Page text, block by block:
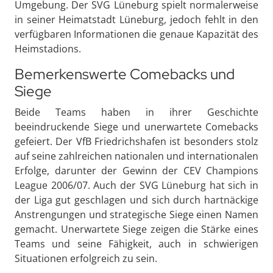
Umgebung. Der SVG Lüneburg spielt normalerweise
in seiner Heimatstadt Lüneburg, jedoch fehlt in den
verfügbaren Informationen die genaue Kapazität des
Heimstadions.
Bemerkenswerte Comebacks und
Siege
Beide Teams haben in ihrer Geschichte
beeindruckende Siege und unerwartete Comebacks
gefeiert. Der VfB Friedrichshafen ist besonders stolz
auf seine zahlreichen nationalen und internationalen
Erfolge, darunter der Gewinn der CEV Champions
League 2006/07. Auch der SVG Lüneburg hat sich in
der Liga gut geschlagen und sich durch hartnäckige
Anstrengungen und strategische Siege einen Namen
gemacht. Unerwartete Siege zeigen die Stärke eines
Teams und seine Fähigkeit, auch in schwierigen
Situationen erfolgreich zu sein.